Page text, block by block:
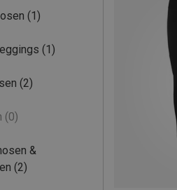
(1)
(1)
(2)
(0)
&
(2)